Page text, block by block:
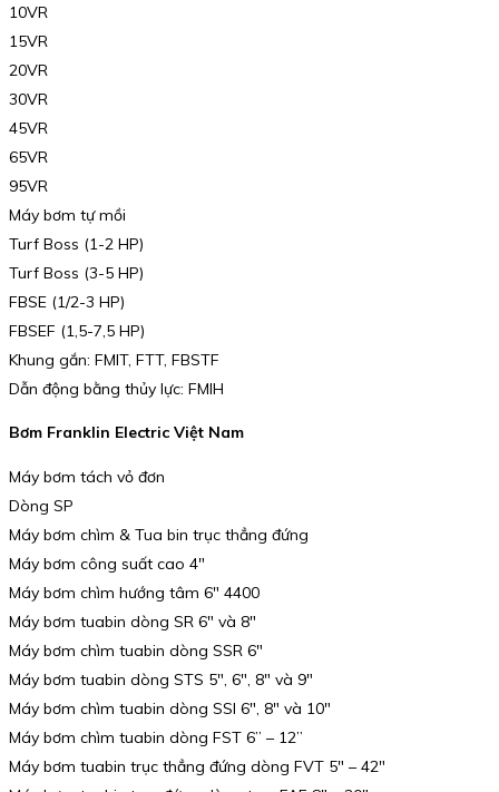
10VR
15VR
20VR
30VR
45VR
65VR
95VR
Máy bơm tự mồi
Turf Boss (1-2 HP)
Turf Boss (3-5 HP)
FBSE (1/2-3 HP)
FBSEF (1,5-7,5 HP)
Khung gắn: FMIT, FTT, FBSTF
Dẫn động bằng thủy lực: FMIH
Bơm Franklin Electric Việt Nam
Máy bơm tách vỏ đơn
Dòng SP
Máy bơm chìm & Tua bin trục thẳng đứng
Máy bơm công suất cao 4″
Máy bơm chìm hướng tâm 6″ 4400
Máy bơm tuabin dòng SR 6″ và 8″
Máy bơm chìm tuabin dòng SSR 6″
Máy bơm tuabin dòng STS 5″, 6″, 8″ và 9″
Máy bơm chìm tuabin dòng SSI 6″, 8″ và 10″
Máy bơm chìm tuabin dòng FST 6” – 12”
Máy bơm tuabin trục thẳng đứng dòng FVT 5″ – 42″